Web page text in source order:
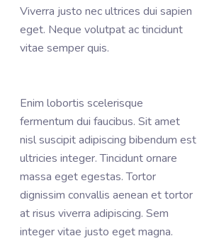
Viverra justo nec ultrices dui sapien
eget. Neque volutpat ac tincidunt
vitae semper quis.
Enim lobortis scelerisque
fermentum dui faucibus. Sit amet
nisl suscipit adipiscing bibendum est
ultricies integer. Tincidunt ornare
massa eget egestas. Tortor
dignissim convallis aenean et tortor
at risus viverra adipiscing. Sem
integer vitae justo eget magna.